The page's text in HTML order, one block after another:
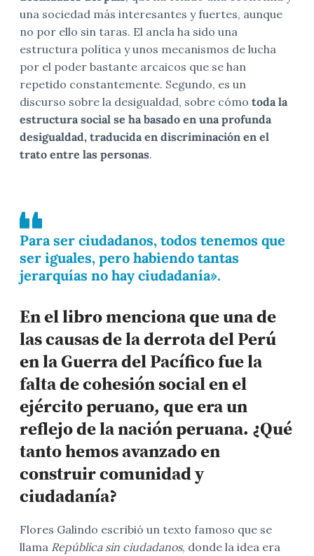
una sociedad más interesantes y fuertes, aunque
no por ello sin taras. El ancla ha sido una
estructura política y unos mecanismos de lucha
por el poder bastante arcaicos que se han
repetido constantemente. Segundo, es un
discurso sobre la desigualdad, sobre cómo toda la
estructura social se ha basado en una profunda
desigualdad, traducida en discriminación en el
trato entre las personas.
Para ser ciudadanos, todos tenemos que
ser iguales, pero habiendo tantas
jerarquías no hay ciudadanía».
En el libro menciona que una de
las causas de la derrota del Perú
en la Guerra del Pacífico fue la
falta de cohesión social en el
ejército peruano, que era un
reflejo de la nación peruana. ¿Qué
tanto hemos avanzado en
construir comunidad y
ciudadanía?
Flores Galindo escribió un texto famoso que se
llama República sin ciudadanos, donde la idea era